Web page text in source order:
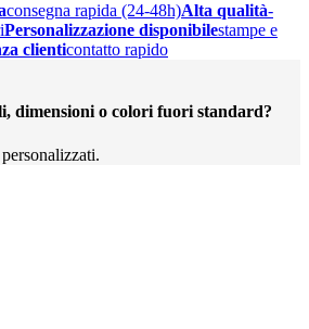
consegna rapida (24-48h)Alta qualità-
Personalizzazione disponibilestampe e
clienticontatto rapido
dimensioni o colori fuori standard?